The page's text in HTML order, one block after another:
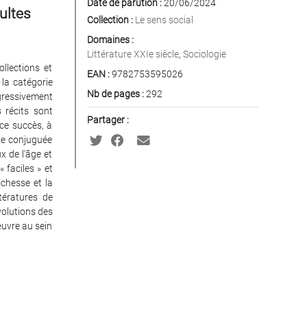
et
catégorie
récits sont
succès, à
conjuguée
de l’âge et
faciles » et
et la
de
des
au sein
Date de parution :20/06/2024
Collection : Le sens social
Domaines :
Littérature XXIe siècle, Sociologie
EAN :9782753595026
Nb de pages :292
Partager :